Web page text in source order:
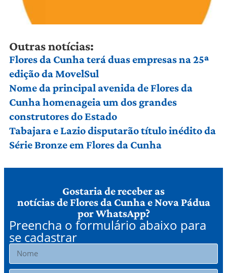
Outras notícias:
Flores da Cunha terá duas empresas na 25ª
edição da MovelSul
Nome da principal avenida de Flores da
Cunha homenageia um dos grandes
construtores do Estado
Tabajara e Lazio disputarão título inédito da
Série Bronze em Flores da Cunha
Gostaria de receber as
notícias de Flores da Cunha e Nova Pádua
por WhatsApp?
Preencha o formulário abaixo para
se cadastrar